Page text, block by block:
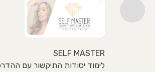
SELF MASTER
לימוד יסודות התיקשור עם